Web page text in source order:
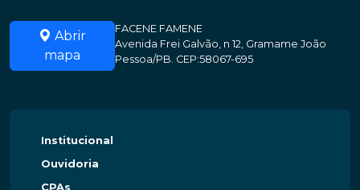
Abrir
mapa
FACENE FAMENE
Avenida Frei Galvão, n 12, Gramame João
Pessoa/PB. CEP:58067-695
Institucional
Ouvidoria
CPAs